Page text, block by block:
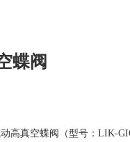
蝶阀
高真空蝶阀（型号：LIK-